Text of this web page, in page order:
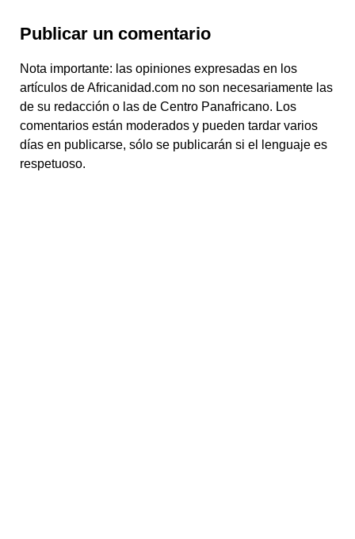
Publicar un comentario
Nota importante: las opiniones expresadas en los
artículos de Africanidad.com no son necesariamente las
de su redacción o las de Centro Panafricano. Los
comentarios están moderados y pueden tardar varios
días en publicarse, sólo se publicarán si el lenguaje es
respetuoso.